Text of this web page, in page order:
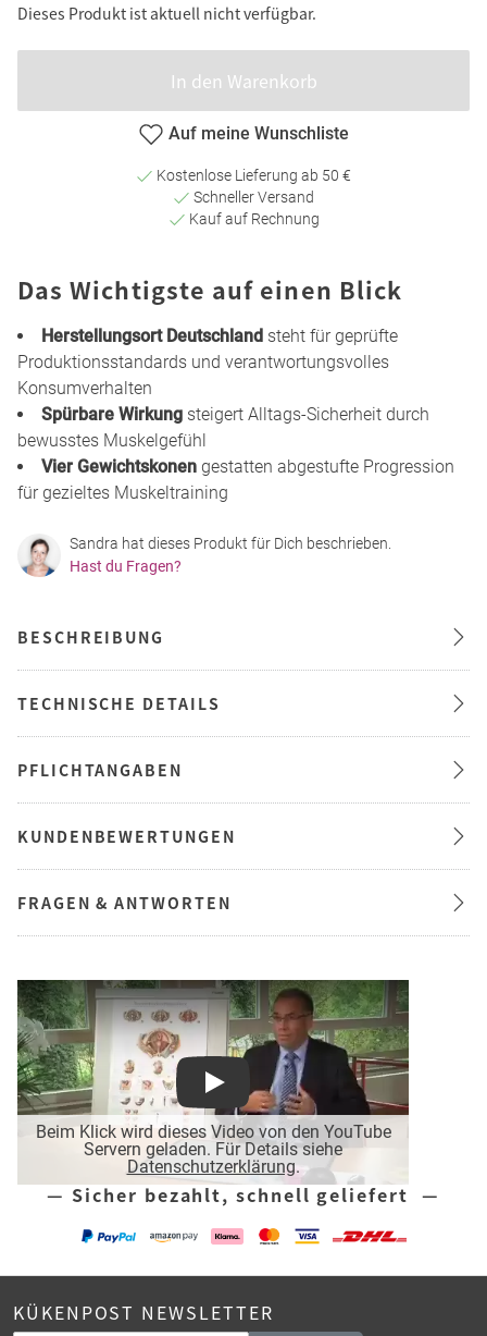
Dieses Produkt ist aktuell nicht verfügbar.
In den Warenkorb
Auf meine Wunschliste
Kostenlose Lieferung ab 50 €
Schneller Versand
Kauf auf Rechnung
Das Wichtigste auf einen Blick
Herstellungsort Deutschland steht für geprüfte
Produktionsstandards und verantwortungsvolles
Konsumverhalten
Spürbare Wirkung steigert Alltags-Sicherheit durch
bewusstes Muskelgefühl
Vier Gewichtskonen gestatten abgestufte Progression
für gezieltes Muskeltraining
Sandra hat dieses Produkt für Dich beschrieben.
Hast du Fragen?
BESCHREIBUNG
TECHNISCHE DETAILS
PFLICHTANGABEN
KUNDENBEWERTUNGEN
FRAGEN & ANTWORTEN
Beim Klick wird dieses Video von den YouTube
Servern geladen. Für Details siehe
Datenschutzerklärung.
Play
— Sicher bezahlt, schnell geliefert —
KÜKENPOST NEWSLETTER